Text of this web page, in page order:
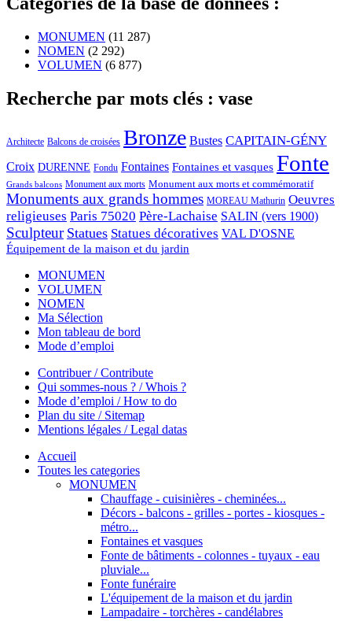
MONUMEN (11 287)
NOMEN (2 292)
VOLUMEN (6 877)
Recherche par mots clés : vase
Architecte Balcons de croisées Bronze Bustes CAPITAIN-GÉNY
Croix DURENNE Fondu Fontaines Fontaines et vasques Fonte
Grands balcons Monument aux morts Monument aux morts et commémoratif
Monuments aux grands hommes MOREAU Mathurin Oeuvres
religieuses Paris 75020 Père-Lachaise SALIN (vers 1900)
Sculpteur Statues Statues décoratives VAL D'OSNE
Équipement de la maison et du jardin
MONUMEN
VOLUMEN
NOMEN
Ma Sélection
Mon tableau de bord
Mode d’emploi
Contribuer / Contribute
Qui sommes-nous ? / Whois ?
Mode d’emploi / How to do
Plan du site / Sitemap
Mentions légales / Legal datas
Accueil
Toutes les categories
MONUMEN
Chauffage - cuisinières - cheminées...
Décors - balcons - grilles - portes - kiosques -
métro...
Fontaines et vasques
Fonte de bâtiments - colonnes - tuyaux - eau
pluviale...
Fonte funéraire
L'équipement de la maison et du jardin
Lampadaire - torchères - candélabres